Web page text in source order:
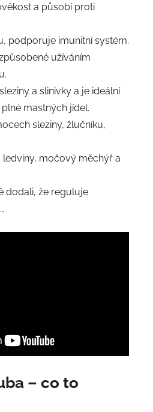
a působí proti
podporuje imunitní systém.
užíváním
a slinivky a je ideální
mastných jídel.
sleziny, žlučníku,
ledviny, močový měchýř a
dodali, že reguluje
– co to